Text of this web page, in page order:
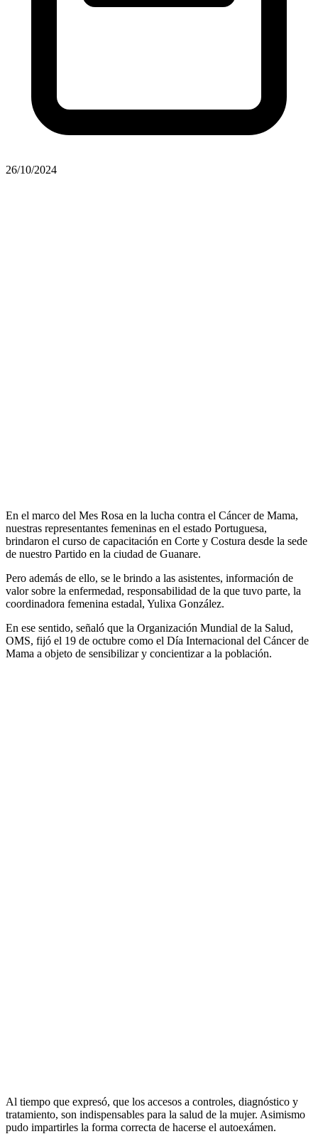
26/10/2024
En el marco del Mes Rosa en la lucha contra el Cáncer de Mama,
nuestras representantes femeninas en el estado Portuguesa,
brindaron el curso de capacitación en Corte y Costura desde la sede
de nuestro Partido en la ciudad de Guanare.
Pero además de ello, se le brindo a las asistentes, información de
valor sobre la enfermedad, responsabilidad de la que tuvo parte, la
coordinadora femenina estadal, Yulixa González.
En ese sentido, señaló que la Organización Mundial de la Salud,
OMS, fijó el 19 de octubre como el Día Internacional del Cáncer de
Mama a objeto de sensibilizar y concientizar a la población.
Al tiempo que expresó, que los accesos a controles, diagnóstico y
tratamiento, son indispensables para la salud de la mujer. Asimismo
pudo impartirles la forma correcta de hacerse el autoexámen.